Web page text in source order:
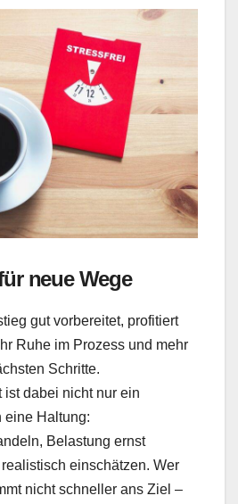
neue Wege
gut vorbereitet, profitiert
Ruhe im Prozess und mehr
Schritte.
ist dabei nicht nur ein
eine Haltung:
Belastung ernst
einschätzen. Wer
nicht schneller ans Ziel –